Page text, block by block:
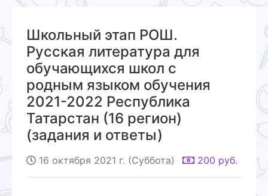
Школьный этап РОШ.
Русская литература для
обучающихся школ с
родным языком обучения
2021-2022 Республика
Татарстан (16 регион)
(задания и ответы)
16 октября 2021 г. (Суббота) 200 руб.